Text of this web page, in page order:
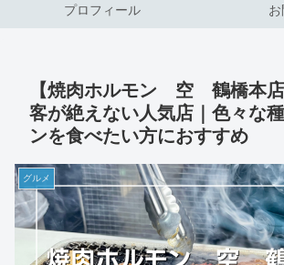
プロフィール
【焼肉ホルモン 空 鶴橋本
客が絶えない人気店｜色々な
ンを食べたい方におすすめ
グルメ